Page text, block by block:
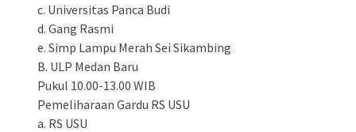
c. Universitas Panca Budi
d. Gang Rasmi
e. Simp Lampu Merah Sei Sikambing
B. ULP Medan Baru
Pukul 10.00-13.00 WIB
Pemeliharaan Gardu RS USU
a. RS USU